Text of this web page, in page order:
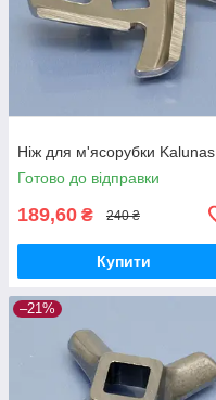
Ніж для м'ясорубки Kalunas
Готово до відправки
189,60 ₴ 240 ₴
Купити
–21%